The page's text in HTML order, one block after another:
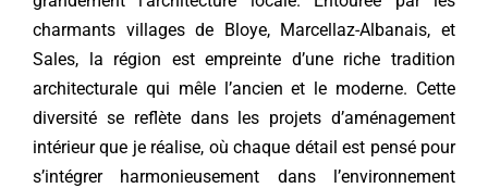
charmants villages de Bloye, Marcellaz-Albanais, et
Sales, la région est empreinte d’une riche tradition
architecturale qui mêle l’ancien et le moderne. Cette
diversité se reflète dans les projets d’aménagement
intérieur que je réalise, où chaque détail est pensé pour
s’intégrer harmonieusement dans l’environnement